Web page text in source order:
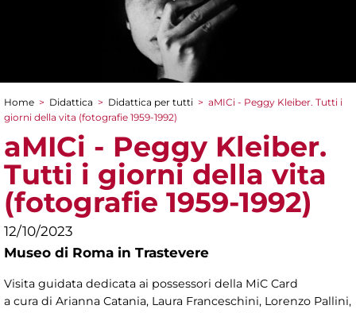
Tu sei qui
Home > Didattica > Didattica per tutti > aMICi - Peggy Kleiber. Tutti i
giorni della vita (fotografie 1959-1992)
aMICi - Peggy Kleiber.
Tutti i giorni della vita
(fotografie 1959-1992)
12/10/2023
Museo di Roma in Trastevere
Visita guidata dedicata ai possessori della MiC Card
a cura di Arianna Catania, Laura Franceschini, Lorenzo Pallini,